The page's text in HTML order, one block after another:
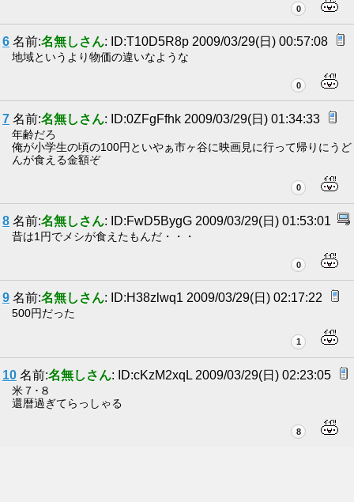
0
6 名前:名無しさん: ID:T10D5R8p 2009/03/29(日) 00:57:08
地域というより物価の違いなような
0
7 名前:名無しさん: ID:0ZFgFfhk 2009/03/29(日) 01:34:33
年齢だろ
俺が小学生の頃の100円といやぁ市ヶ谷に映画見に行って帰りにうど
んが食える金額ぞ
0
8 名前:名無しさん: ID:FwD5BygG 2009/03/29(日) 01:53:01
昔は1円でメシが食えたもんだ・・・
0
9 名前:名無しさん: ID:H38zlwq1 2009/03/29(日) 02:17:22
500円だった
1
10 名前:名無しさん: ID:cKzM2xqL 2009/03/29(日) 02:23:05
米７･８
還暦過ぎてらっしゃる
8